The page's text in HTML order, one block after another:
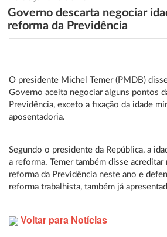
Governo descarta negociar
reforma da Previdência
O presidente Michel Temer (PMDB)
Governo aceita negociar alguns pontos
Previdência, exceto a fixação da idade
aposentadoria.
Segundo o presidente da República, a
a reforma. Temer também disse acreditar
reforma da Previdência neste ano e
reforma trabalhista, também já
Voltar para Notícias